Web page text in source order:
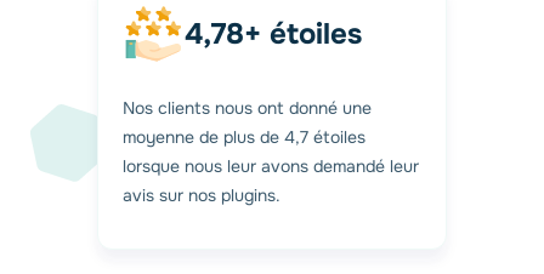
4,78+ étoiles
Nos clients nous ont donné une
moyenne de plus de 4,7 étoiles
lorsque nous leur avons demandé leur
avis sur nos plugins.